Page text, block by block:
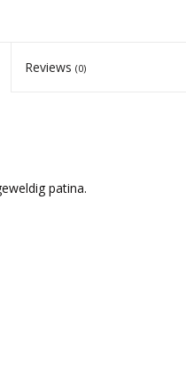
Reviews(0)
patina.